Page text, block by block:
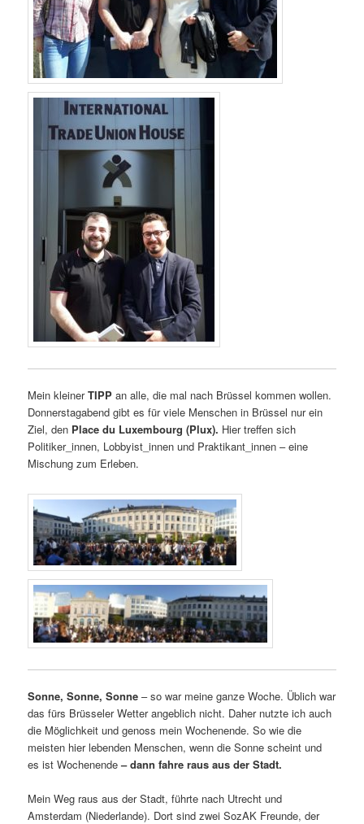
Mein kleinerTIPPan alle, die mal nach Brüssel kommen wollen.
Donnerstagabend gibt es für viele Menschen in Brüssel nur ein
Ziel, den Place du Luxembourg (Plux). Hier treffen sich
Politiker_innen, Lobbyist_innen und Praktikant_innen – eine
Mischung zum Erleben.
Sonne, Sonne, Sonne – so war meine ganze Woche. Üblich war
das fürs Brüsseler Wetter angeblich nicht. Daher nutzte ich auch
die Möglichkeit und genoss mein Wochenende. So wie die
meisten hier lebenden Menschen, wenn die Sonne scheint und
es ist Wochenende– dann fahre raus aus der Stadt.
Mein Weg raus aus der Stadt, führte nach Utrecht und
Amsterdam (Niederlande). Dort sind zwei SozAK Freunde, der